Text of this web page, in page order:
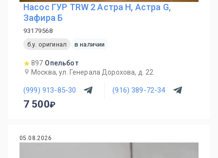
Насос ГУР TRW 2 Астра Н, Астра G,
Зафира Б
93179568
б.у. оригинал
в наличии
897 Опельбот
Москва, ул. Генерала Дорохова, д. 22
(999) 913-85-30 (916) 389-72-34
7 500
05.08.2026